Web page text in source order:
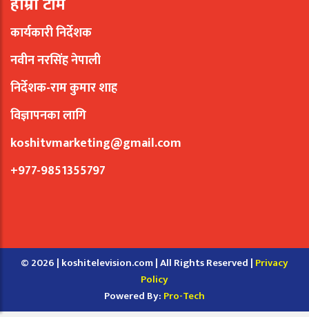
कार्यकारी निर्देशक
नवीन नरसिंह नेपाली
निर्देशक-राम कुमार शाह
विज्ञापनका लागि
koshitvmarketing@gmail.com
+977-9851355797
© 2026 | koshitelevision.com | All Rights Reserved | Privacy
Policy
Powered By: Pro-Tech